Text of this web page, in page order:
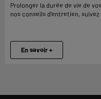
Prolonger la durée de vie de
nos conseils d’entretien,
En savoir +